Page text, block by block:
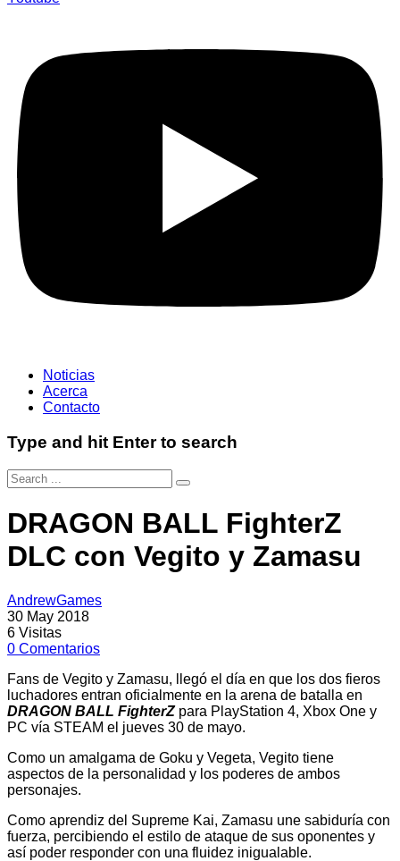
Noticias
Acerca
Contacto
Type and hit Enter to search
DRAGON BALL FighterZ
DLC con Vegito y Zamasu
AndrewGames
30 May 2018
6 Visitas
0 Comentarios
Fans de Vegito y Zamasu, llegó el día en que los dos fieros
luchadores entran oficialmente en la arena de batalla en
DRAGON BALL FighterZpara PlayStation 4, Xbox One y
PC vía STEAM el jueves 30 de mayo.
Como un amalgama de Goku y Vegeta, Vegito tiene
aspectos de la personalidad y los poderes de ambos
personajes.
Como aprendiz del Supreme Kai, Zamasu une sabiduría con
fuerza, percibiendo el estilo de ataque de sus oponentes y
así poder responder con una fluidez inigualable.